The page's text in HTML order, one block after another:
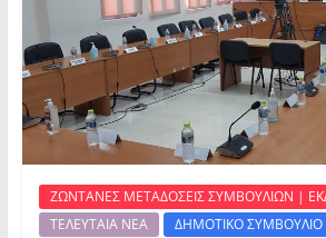
ΖΩΝΤΑΝΕΣ ΜΕΤΑΔΟΣΕΙΣ ΣΥΜΒΟΥΛΙΩΝ |
ΤΕΛΕΥΤΑΙΑ ΝΕΑ
ΔΗΜΟΤΙΚΟ ΣΥΜΒΟΥΛΙΟ